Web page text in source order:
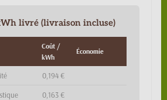
livré (livraison incluse)
Coût /
kWh
Économie
0,194 €
0,163 €